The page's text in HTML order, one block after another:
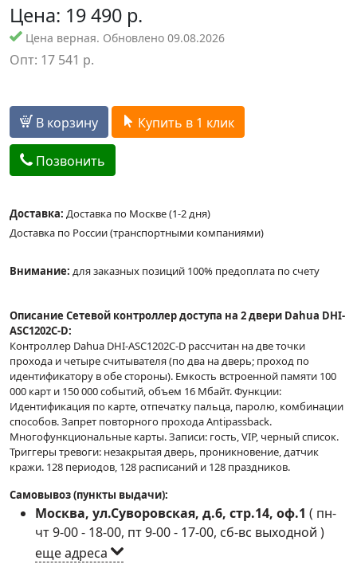
Цена: 19 490 р.
Цена верная. Обновлено 09.08.2026
Опт: 17 541 р.
В корзину Купить в 1 клик
Позвонить
Доставка: Доставка по Москве (1-2 дня)
Доставка по России (транспортными компаниями)
Внимание: для заказных позиций 100% предоплата по счету
Описание Сетевой контроллер доступа на 2 двери Dahua DHI-
ASC1202C-D:
Контроллер Dahua DHI-ASC1202C-D рассчитан на две точки
прохода и четыре считывателя (по два на дверь; проход по
идентификатору в обе стороны). Емкость встроенной памяти 100
000 карт и 150 000 событий, объем 16 Мбайт. Функции:
Идентификация по карте, отпечатку пальца, паролю, комбинации
способов. Запрет повторного прохода Antipassback.
Многофункциональные карты. Записи: гость, VIP, черный список.
Триггеры тревоги: незакрытая дверь, проникновение, датчик
кражи. 128 периодов, 128 расписаний и 128 праздников.
Самовывоз (пункты выдачи):
Москва, ул.Суворовская, д.6, стр.14, оф.1 ( пн-
чт 9-00 - 18-00, пт 9-00 - 17-00, сб-вс выходной )
еще адреса